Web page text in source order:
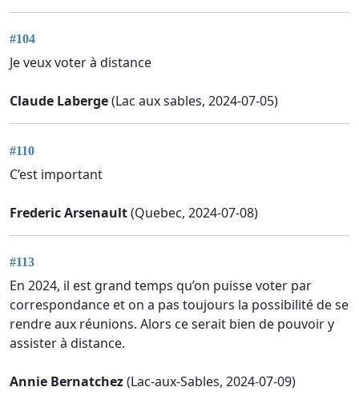
#104
Je veux voter à distance
Claude Laberge(Lac aux sables, 2024-07-05)
#110
C’est important
Frederic Arsenault(Quebec, 2024-07-08)
#113
En 2024, il est grand temps qu’on puisse voter par
correspondance et on a pas toujours la possibilité de se
rendre aux réunions. Alors ce serait bien de pouvoir y
assister à distance.
Annie Bernatchez(Lac-aux-Sables, 2024-07-09)